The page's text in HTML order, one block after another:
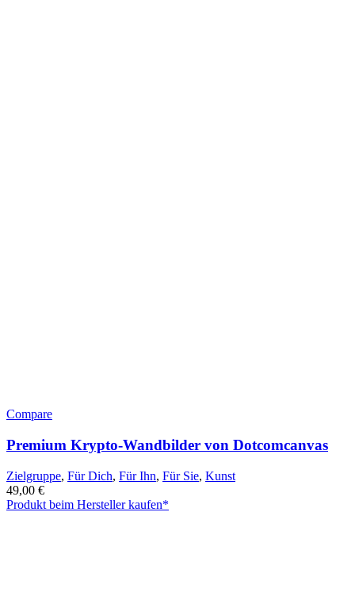
Compare
Premium Krypto-Wandbilder von Dotcomcanvas
Zielgruppe, Für Dich, Für Ihn, Für Sie, Kunst
49,00 €
Produkt beim Hersteller kaufen*